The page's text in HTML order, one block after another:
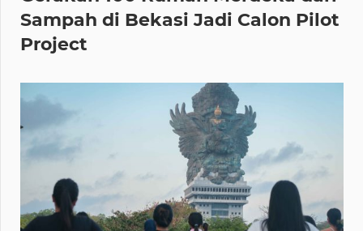
Sampah di Bekasi Jadi Calon Pilot
Project